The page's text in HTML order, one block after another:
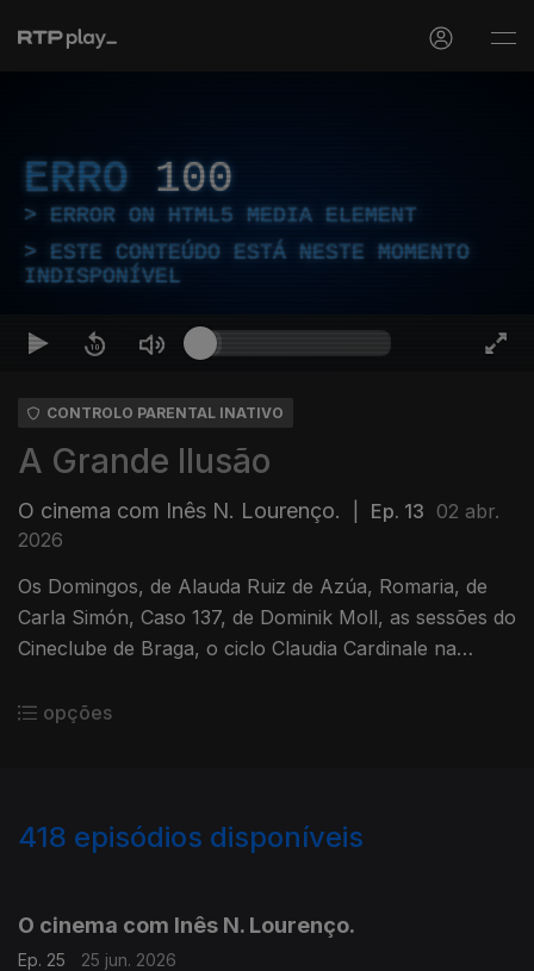
ERRO 100
ERROR ON HTML5 MEDIA ELEMENT
ESTE CONTEÚDO ESTÁ NESTE MOMENTO
INDISPONÍVEL
CONTROLO PARENTAL INATIVO
A Grande Ilusão
O cinema com Inês N. Lourenço. Ep. 13 02 abr.
2026
Os Domingos, de Alauda Ruiz de Azúa, Romaria, de
Carla Simón, Caso 137, de Dominik Moll, as sessões do
Cineclube de Braga, o ciclo Claudia Cardinale na
Joudet.
opções
418 episódios disponíveis
O cinema com Inês N. Lourenço.
Ep. 25
25 jun. 2026